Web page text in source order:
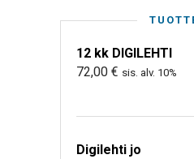
12 kk DIGILEHTI
72,00 € sis. alv. 10%
Digilehti jo